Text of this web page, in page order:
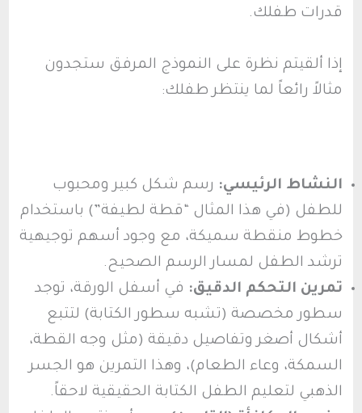
قدرات طفلك.
إذا ألقيتم نظرة على النموذج المرفق ستجدون
مثالاً رائعاً لما ينتظر طفلك:
النشاط الرئيسي: رسم شكل كبير ومحبوب
للطفل (في هذا المثال “قطة لطيفة”) باستخدام
خطوط منقطة سميكة، مع وجود أسهم توجيهية
ترشد الطفل لمسار الرسم الصحيح.
تمرين التحكم الدقيق: في أسفل الورقة، توجد
سطور مخصصة (تشبه سطور الكتابة) لتتبع
أشكال أصغر وتفاصيل دقيقة (مثل وجه القطة،
السمكة، وعاء الطعام)، وهذا التمرين هو الجسر
الذهبي لتعليم الطفل الكتابة الحقيقية لاحقاً.